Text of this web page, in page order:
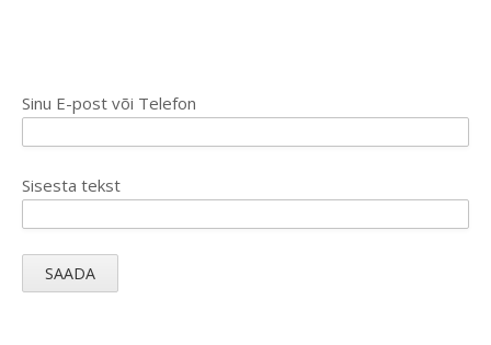
Sinu E-post või Telefon
Sisesta tekst